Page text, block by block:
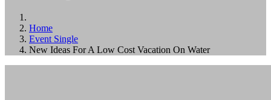
Home
Event Single
New Ideas For A Low Cost Vacation On Water